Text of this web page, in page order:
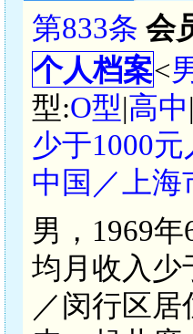
第833条 会
个人档案<
型:O型|高中|
少于1000元
中国／上海
男，1969
均月收入少
／闵行区